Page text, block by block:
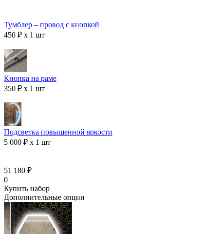
Тумблер – провод с кнопкой
450 ₽ x 1 шт
Кнопка на раме
350 ₽ x 1 шт
Подсветка повышенной яркости
5 000 ₽ x 1 шт
51 180 ₽
0
Купить набор
Дополнительные опции